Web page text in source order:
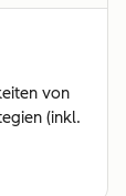
von
(inkl.